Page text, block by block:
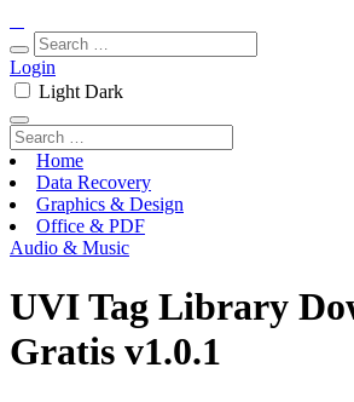
Login
Light Dark
Home
Data Recovery
Graphics & Design
Office & PDF
Audio & Music
UVI Tag Library
Gratis v1.0.1